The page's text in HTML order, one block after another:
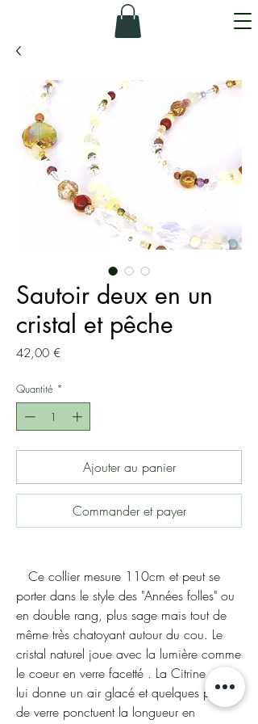
Sautoir deux en un
cristal et pêche
42,00 €Prix
Quantité *
Ajouter au panier
Commander et payer
Ce collier mesure 110cm et peut se
porter dans le style des "Années folles" ou
en double rang, plus sage mais tout de
même très chatoyant autour du cou. Le
cristal naturel joue avec la lumière comme
le coeur en verre facetté . La Citrine mat
lui donne un air glacé et quelques perles
de verre ponctuent la longueur en